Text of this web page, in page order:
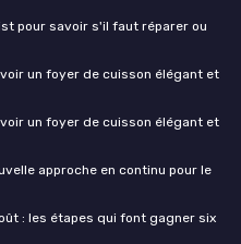
pour savoir s'il faut réparer ou
un foyer de cuisson élégant et
un foyer de cuisson élégant et
approche en continu pour le
: les étapes qui font gagner six